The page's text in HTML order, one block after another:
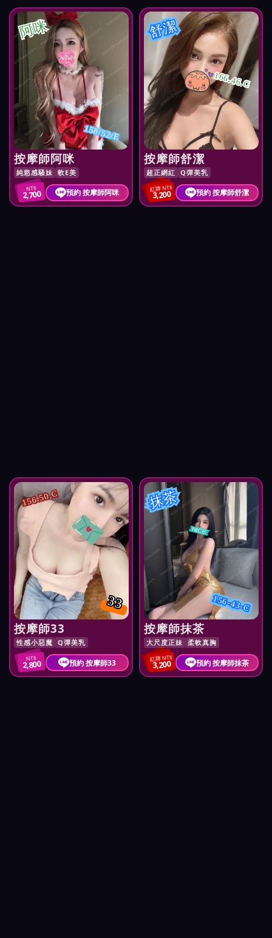
阿咪
158/52/E
按摩師阿咪
純慾感騷妹 軟E美
NT$
2,700 預約 按摩師阿咪
舒潔
166.46.C
按摩師舒潔
超正網紅 Q彈美乳
紅牌 NT$
3,200 預約 按摩師舒潔
33
156.50.C
按摩師33
性感小惡魔 Q彈美乳
NT$
2,800 預約 按摩師33
抹茶
156-43-C
按摩師抹茶
大尺度正妹 柔軟真胸
紅牌 NT$
3,200 預約 按摩師抹茶